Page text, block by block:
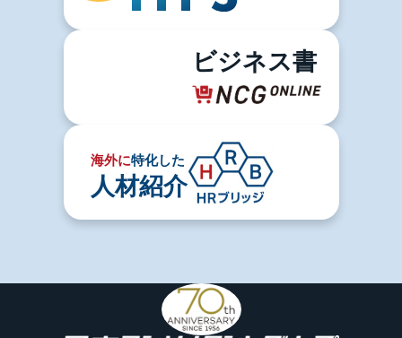
ビジネス書
海外に特化した
人材紹介